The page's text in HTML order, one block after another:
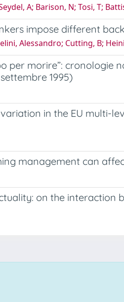
A; Barison, N; Tosi, T;
impose different
Alessandro; Cutting, B;
per morire”: cronologie
1995)
in the EU multi-
management can
on the interaction